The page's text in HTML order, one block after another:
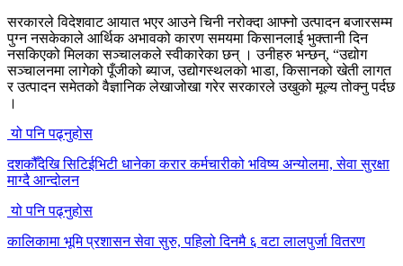
सरकारले विदेशवाट आयात भएर आउने चिनी नरोक्दा आफ्नो उत्पादन बजारसम्म
पुग्न नसकेकाले आर्थिक अभावको कारण समयमा किसानलाई भुक्तानी दिन
नसकिएको मिलका सञ्चालकले स्वीकारेका छन् । उनीहरु भन्छन्, “उद्योग
सञ्चालनमा लागेको पूँजीको ब्याज, उद्योगस्थलको भाडा, किसानको खेती लागत
र उत्पादन समेतको वैज्ञानिक लेखाजोखा गरेर सरकारले उखुको मूल्य तोक्नु पर्दछ
।
यो पनि पढ्नुहोस
दशकौँदेखि सिटिईभिटी धानेका करार कर्मचारीको भविष्य अन्योलमा, सेवा सुरक्षा
माग्दै आन्दोलन
यो पनि पढ्नुहोस
कालिकामा भूमि प्रशासन सेवा सुरु, पहिलो दिनमै ६ वटा लालपुर्जा वितरण